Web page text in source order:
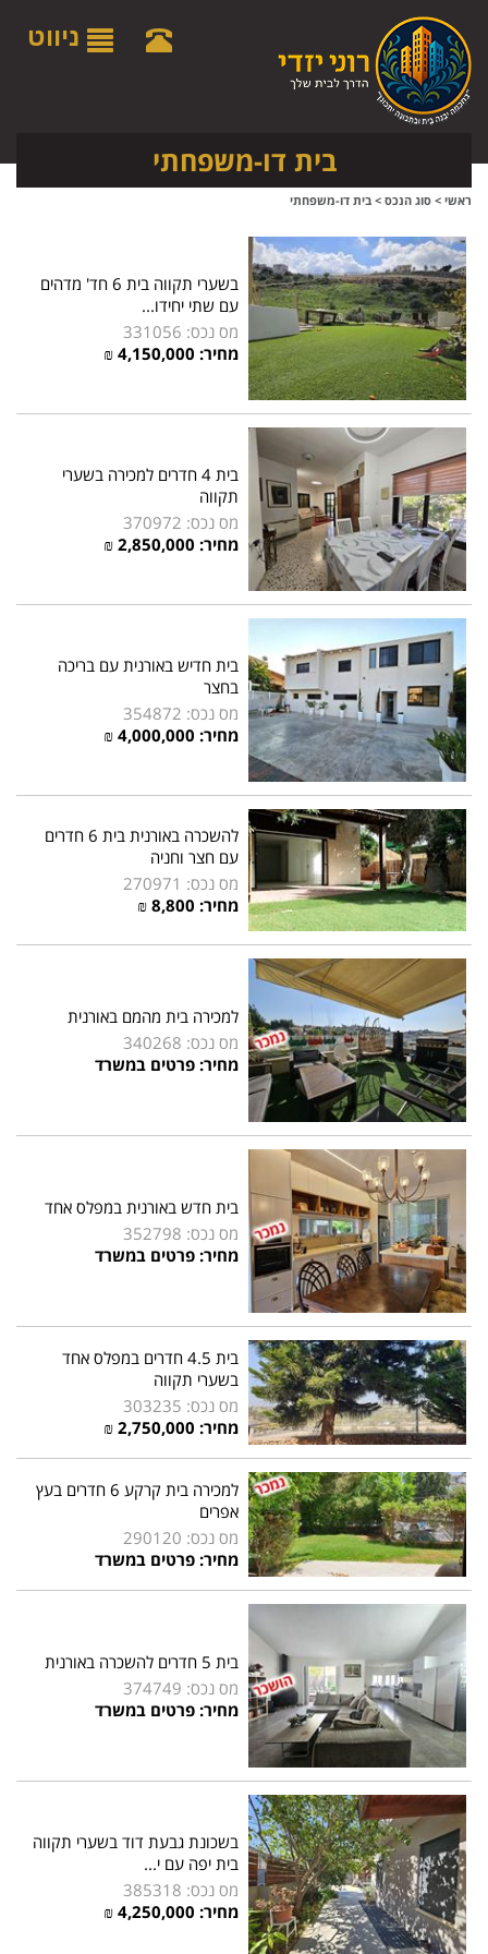
נגישות
ניווט
בית דו-משפחתי
ראשי > סוג הנכס > בית דו-משפחתי
בשערי תקווה בית 6 חד' מדהים
עם שתי יחידו...
מס נכס: 331056
מחיר: 4,150,000
₪
בית 4 חדרים למכירה בשערי
תקווה
מס נכס: 370972
מחיר: 2,850,000
₪
בית חדיש באורנית עם בריכה
בחצר
מס נכס: 354872
מחיר: 4,000,000
₪
להשכרה באורנית בית 6 חדרים
עם חצר וחניה
מס נכס: 270971
מחיר: 8,800
₪
למכירה בית מהמם באורנית
מס נכס: 340268
מחיר: פרטים במשרד
בית חדש באורנית במפלס אחד
מס נכס: 352798
מחיר: פרטים במשרד
בית 4.5 חדרים במפלס אחד
בשערי תקווה
מס נכס: 303235
מחיר: 2,750,000
₪
למכירה בית קרקע 6 חדרים בעץ
אפרים
מס נכס: 290120
מחיר: פרטים במשרד
בית 5 חדרים להשכרה באורנית
מס נכס: 374749
מחיר: פרטים במשרד
בשכונת גבעת דוד בשערי תקווה
בית יפה עם י...
מס נכס: 385318
מחיר: 4,250,000
₪